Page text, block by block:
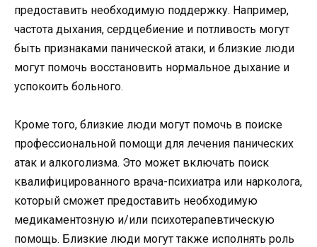
предоставить необходимую поддержку. Например,
частота дыхания, сердцебиение и потливость могут
быть признаками панической атаки, и близкие люди
могут помочь восстановить нормальное дыхание и
успокоить больного.
Кроме того, близкие люди могут помочь в поиске
профессиональной помощи для лечения панических
атак и алкоголизма. Это может включать поиск
квалифицированного врача-психиатра или нарколога,
который сможет предоставить необходимую
медикаментозную и/или психотерапевтическую
помощь. Близкие люди могут также исполнять роль